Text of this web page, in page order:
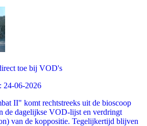
toe bij VOD's
24-06-2026
II" komt rechtstreeks uit de bioscoop
de dagelijkse VOD-lijst en verdringt
van de koppositie. Tegelijkertijd blijven